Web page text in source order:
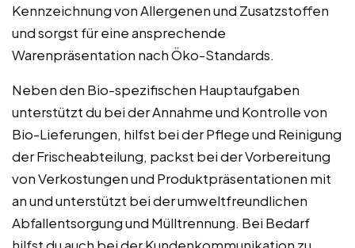
Kennzeichnung von Allergenen und Zusatzstoffen
und sorgst für eine ansprechende
Warenpräsentation nach Öko-Standards.
Neben den Bio-spezifischen Hauptaufgaben
unterstützt du bei der Annahme und Kontrolle von
Bio-Lieferungen, hilfst bei der Pflege und Reinigung
der Frischeabteilung, packst bei der Vorbereitung
von Verkostungen und Produktpräsentationen mit
an und unterstützt bei der umweltfreundlichen
Abfallentsorgung und Mülltrennung. Bei Bedarf